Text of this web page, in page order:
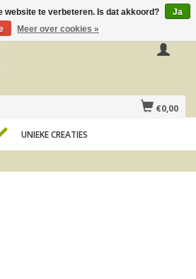
€0,00
UNIEKE CREATIES
website te verbeteren. Is dat akkoord?
Ja
Meer over cookies »